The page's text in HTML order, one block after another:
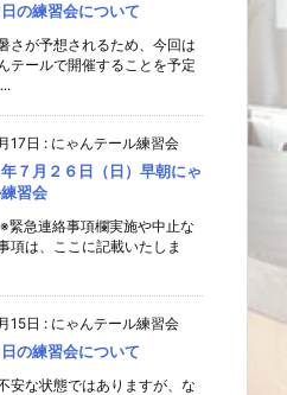
の練習会について
さが予想されるため、今回は
テールで開催することを予定
17日 : にゃんテール練習会
７月２６日（日）早朝にゃ
習会
緊急連絡事項欄実施や中止な
項は、ここに記載いたしま
15日 : にゃんテール練習会
の練習会について
安な状態ではありますが、な